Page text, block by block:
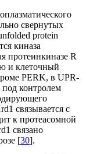
свернутых
protein
киназа
протеинкиназе R
и клеточный
PERK, в UPR-
под контролем
связывается с
к протеасомной
связано
[30].